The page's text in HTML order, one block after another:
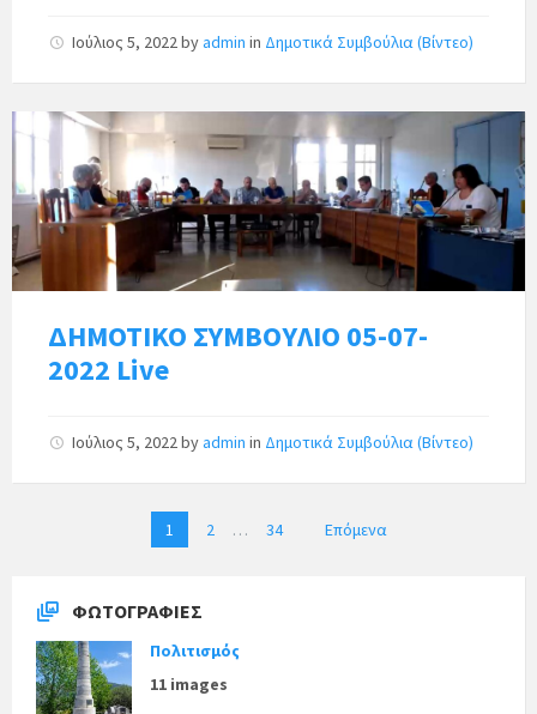
Ιούλιος 5, 2022byadmin in Δημοτικά Συμβούλια (Βίντεο)
ΔΗΜΟΤΙΚΟ ΣΥΜΒΟΥΛΙΟ 05-07-
2022 Live
Ιούλιος 5, 2022byadmin in Δημοτικά Συμβούλια (Βίντεο)
1 2 … 34 Επόμενα
ΦΩΤΟΓΡΑΦΊΕΣ
Πολιτισμός
11 images